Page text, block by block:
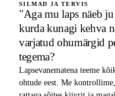
SILMAD JA TERVIS
"Aga mu laps näeb
kurda kunagi kehva
varjatud ohumärgid
tegema?
Lapsevanematena teeme
ohtude eest. Me